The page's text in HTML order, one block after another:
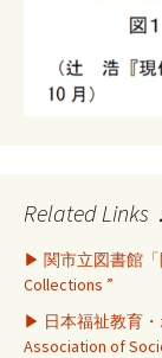
Related
▶ 関市立図書館「
Collections ”
▶ 日本福祉教育・
Association of